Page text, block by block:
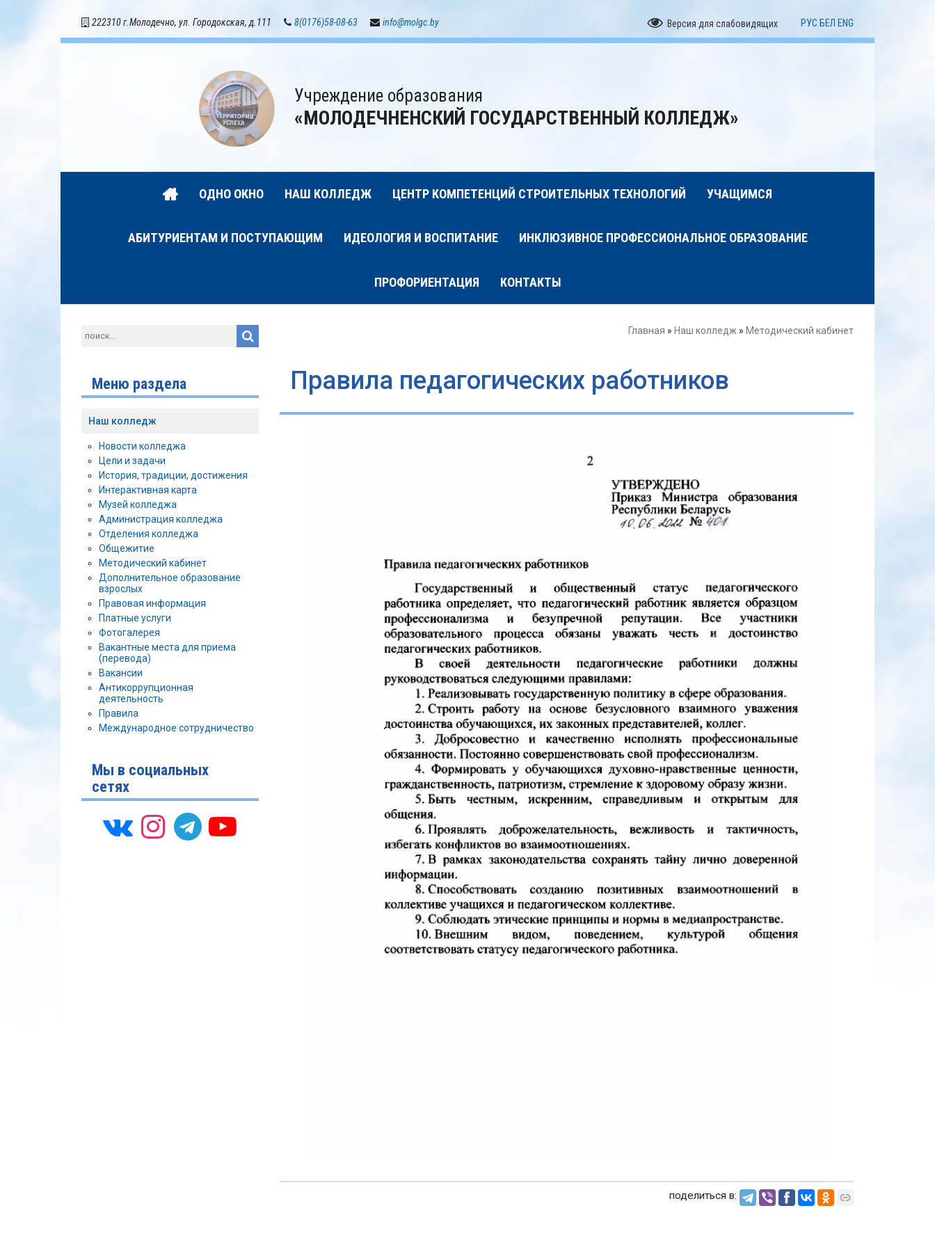
222310 г.Молодечно, ул. Городокская, д.111 8(0176)58-08-63 info@molgc.by Версия для слабовидящих РУС БЕЛ ENG
Учреждение образования
«МОЛОДЕЧНЕНСКИЙ ГОСУДАРСТВЕННЫЙ КОЛЛЕДЖ»
ОДНО ОКНО НАШ КОЛЛЕДЖ ЦЕНТР КОМПЕТЕНЦИЙ СТРОИТЕЛЬНЫХ ТЕХНОЛОГИЙ УЧАЩИМСЯ
АБИТУРИЕНТАМ И ПОСТУПАЮЩИМ ИДЕОЛОГИЯ И ВОСПИТАНИЕ ИНКЛЮЗИВНОЕ ПРОФЕССИОНАЛЬНОЕ ОБРАЗОВАНИЕ
ПРОФОРИЕНТАЦИЯ КОНТАКТЫ
Главная » Наш колледж » Методический кабинет
Правила педагогических работников
поделиться в:
Меню раздела
Наш колледж
Новости колледжа
Цели и задачи
История, традиции, достижения
Интерактивная карта
Музей колледжа
Администрация колледжа
Отделения колледжа
Общежитие
Методический кабинет
Дополнительное образование
взрослых
Правовая информация
Платные услуги
Фотогалерея
Вакантные места для приема
(перевода)
Вакансии
Антикоррупционная
деятельность
Правила
Международное сотрудничество
Мы в социальных
сетях